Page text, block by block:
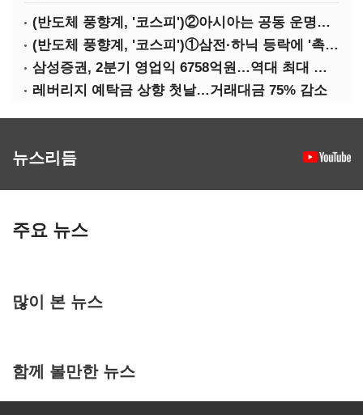
(반도체 풍향계, '코스피')②아시아는 공동 운명체?…일본·대만도 '동반 출렁'
(반도체 풍향계, '코스피')①삼전·하닉 등락에 '촉각'…코스피·나스닥 '한 몸'
삼성증권, 2분기 영업익 6758억원…역대 최대 경신
레버리지 예탁금 상향 첫날…거래대금 75% 감소
뉴스리듬
주요 뉴스
많이 본 뉴스
함께 볼만한 뉴스